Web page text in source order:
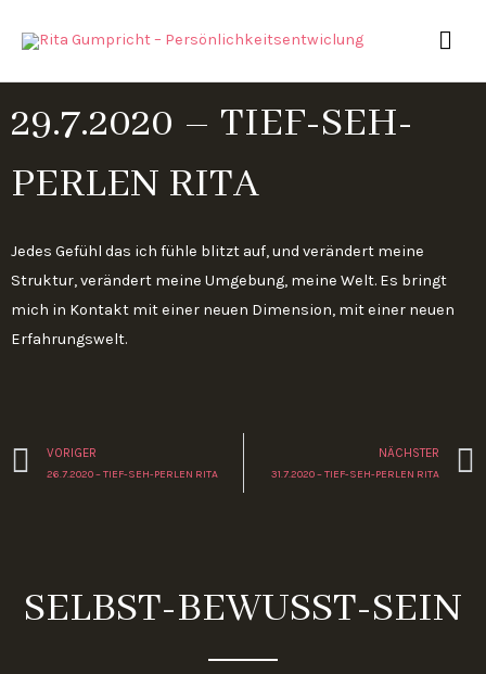
Inhalt
29.7.2020 – TIEF-SEH-
PERLEN RITA
Jedes Gefühl das ich fühle blitzt auf, und verändert meine
Struktur, verändert meine Umgebung, meine Welt. Es bringt
mich in Kontakt mit einer neuen Dimension, mit einer neuen
Erfahrungswelt.
Zurück
VORIGER
26.7.2020 – TIEF-SEH-PERLEN RITA
NÄCHSTER
31.7.2020 – TIEF-SEH-PERLEN RITA
SELBST-BEWUSST-SEIN